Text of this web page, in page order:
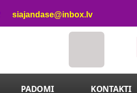
siajandase@inbox.lv
PADOMI KONTAKTI